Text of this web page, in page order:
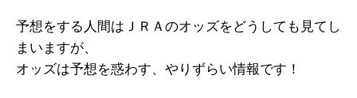
予想をする人間はＪＲＡのオッズをどうしても見てし
まいますが、
オッズは予想を惑わす、やりずらい情報です！